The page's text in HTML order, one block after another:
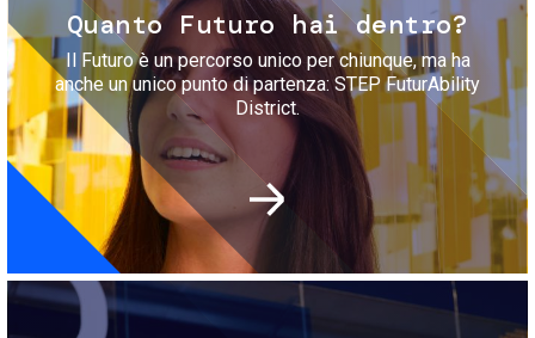
Quanto Futuro hai dentro?
Il Futuro è un percorso unico per chiunque, ma ha
anche un unico punto di partenza: STEP FuturAbility
District.
Immagine